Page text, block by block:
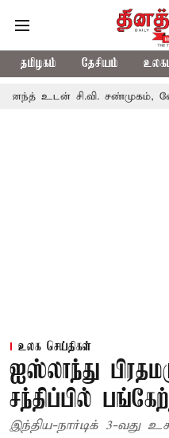
தமிழகம் தேசியம்
சண்முகம், வேலுமணி
உலக செய்திகள்
ஐஸ்லாந்து
சந்திப்பில்
இந்திய-நார்டிக் 3-வது